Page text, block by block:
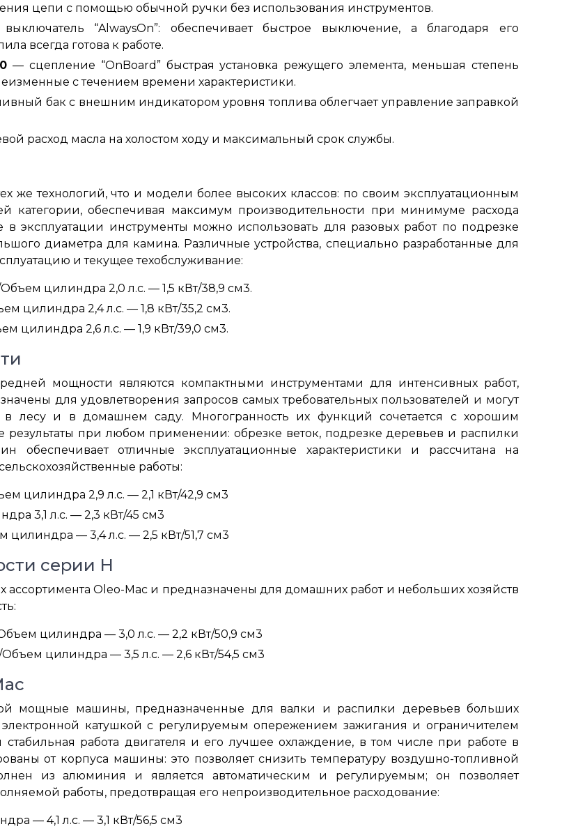
цепи с помощью обычной ручки без использования инструментов.
“AlwaysOn”: обеспечивает быстрое выключение, а благодаря его
всегда готова к работе.
— сцепление “OnBoard” быстрая установка режущего элемента, меньшая степень
с течением времени характеристики.
бак с внешним индикатором уровня топлива облегчает управление заправкой
расход масла на холостом ходу и максимальный срок службы.
же технологий, что и модели более высоких классов: по своим эксплуатационным
категории, обеспечивая максимум производительности при минимуме расхода
эксплуатации инструменты можно использовать для разовых работ по подрезке
диаметра для камина. Различные устройства, специально разработанные для
и текущее техобслуживание:
цилиндра 2,0 л.с. — 1,5 кВт/38,9 см3.
цилиндра 2,4 л.с. — 1,8 кВт/35,2 см3.
цилиндра 2,6 л.с. — 1,9 кВт/39,0 см3.
мощности являются компактными инструментами для интенсивных работ,
для удовлетворения запросов самых требовательных пользователей и могут
в лесу и в домашнем саду. Многогранность их функций сочетается с хорошим
при любом применении: обрезке веток, подрезке деревьев и распилки
обеспечивает отличные эксплуатационные характеристики и рассчитана на
работы:
цилиндра 2,9 л.с. — 2,1 кВт/42,9 см3
3,1 л.с. — 2,3 кВт/45 см3
— 3,4 л.с. — 2,5 кВт/51,7 см3
серии Н
Oleo-Mac и предназначены для домашних работ и небольших хозяйств
цилиндра — 3,0 л.с. — 2,2 кВт/50,9 см3
цилиндра — 3,5 л.с. — 2,6 кВт/54,5 см3
мощные машины, предназначенные для валки и распилки деревьев больших
катушкой с регулируемым опережением зажигания и ограничителем
стабильная работа двигателя и его лучшее охлаждение, в том числе при работе в
от корпуса машины: это позволяет снизить температуру воздушно-топливной
из алюминия и является автоматическим и регулируемым; он позволяет
работы, предотвращая его непроизводительное расходование:
— 4,1 л.с. — 3,1 кВт/56,5 см3